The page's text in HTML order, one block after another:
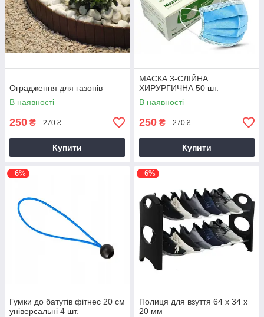
Оградження для газонів
В наявності
250 ₴ 270 ₴
Купити
МАСКА 3-СЛІЙНА
ХИРУРГИЧНА 50 шт.
В наявності
250 ₴ 270 ₴
Купити
–6%
Гумки до батутів фітнес 20 см
універсальні 4 шт.
–6%
Полиця для взуття 64 х 34 х
20 мм